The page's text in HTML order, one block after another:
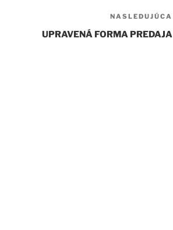
NASLEDUJÚCA
UPRAVENÁ FORMA PREDAJA